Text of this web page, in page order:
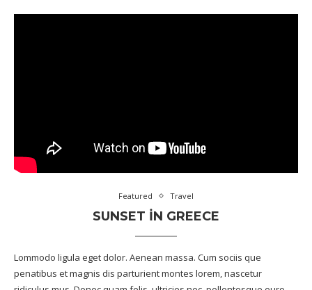
Featured Travel
SUNSET IN GREECE
Lommodo ligula eget dolor. Aenean massa. Cum sociis que
penatibus et magnis dis parturient montes lorem, nascetur